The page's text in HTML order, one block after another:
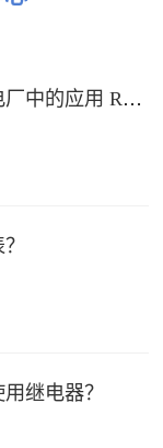
雷达料位计在电厂中的应用 RBRDZB-71-6-C
继电器？